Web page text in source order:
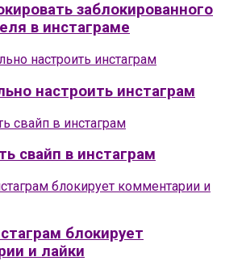
заблокированного
в инстаграме
настроить инстаграм
свайп в инстаграм
блокирует
и лайки